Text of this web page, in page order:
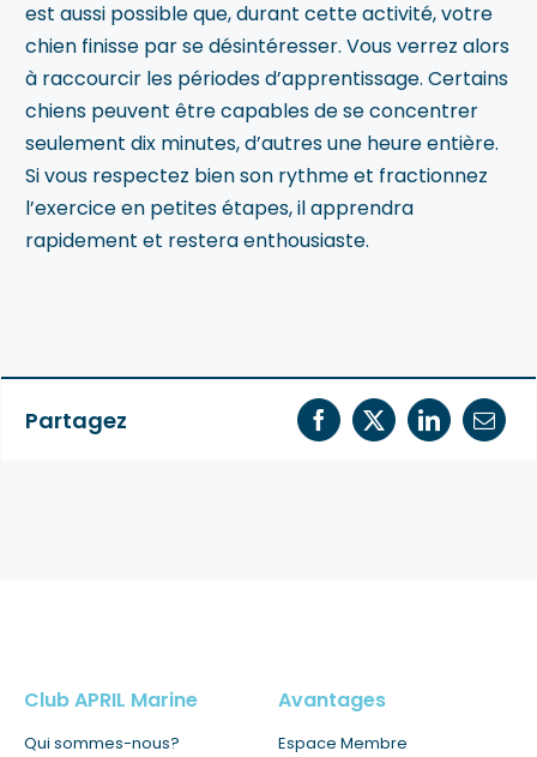
est aussi possible que, durant cette activité, votre
chien finisse par se désintéresser. Vous verrez alors
à raccourcir les périodes d’apprentissage. Certains
chiens peuvent être capables de se concentrer
seulement dix minutes, d’autres une heure entière.
Si vous respectez bien son rythme et fractionnez
l’exercice en petites étapes, il apprendra
rapidement et restera enthousiaste.
Partagez
Club APRIL Marine
Qui sommes-nous?
Avantages
Espace Membre